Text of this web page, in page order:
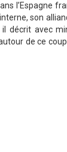
l’Espagne
son
il décrit avec
de ce coup